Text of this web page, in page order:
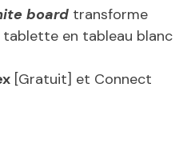
board transforme
tablette en tableau blanc
[Gratuit] et Connect